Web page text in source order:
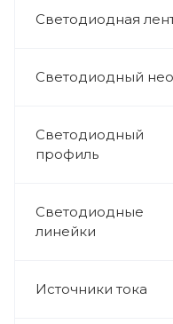
Светодиодная
Светодиодный
Светодиодный
профиль
Светодиодные
линейки
Источники тока